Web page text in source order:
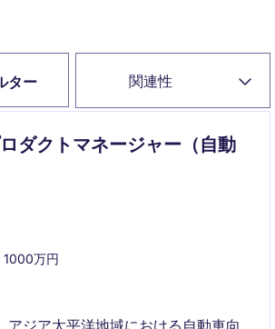
関連性
ター
ダクトマネージャー（自動
万円
アジア太平洋地域における自動車向